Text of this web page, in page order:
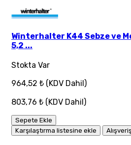
Winterhalter K44 Sebze ve
5,2 ...
Stokta Var
964,52 ₺ (KDV Dahil)
803,76 ₺ (KDV Dahil)
Sepete Ekle
Karşılaştırma listesine ekle